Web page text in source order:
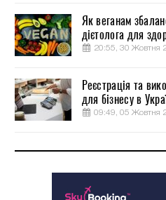
Як веганам
дієтолога для
20:55, 30 Жовтня
Реєстрація та
для бізнесу в
09:49, 05 Жовтня